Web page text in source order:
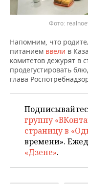
Напомним, что
питанием ввели в
комитетов дежурят в
продегустировать
глава
группу
страницу в
времени».
«Дзене».